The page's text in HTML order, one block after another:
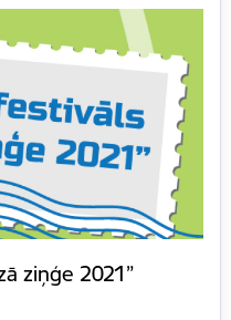
ziņģe 2021”